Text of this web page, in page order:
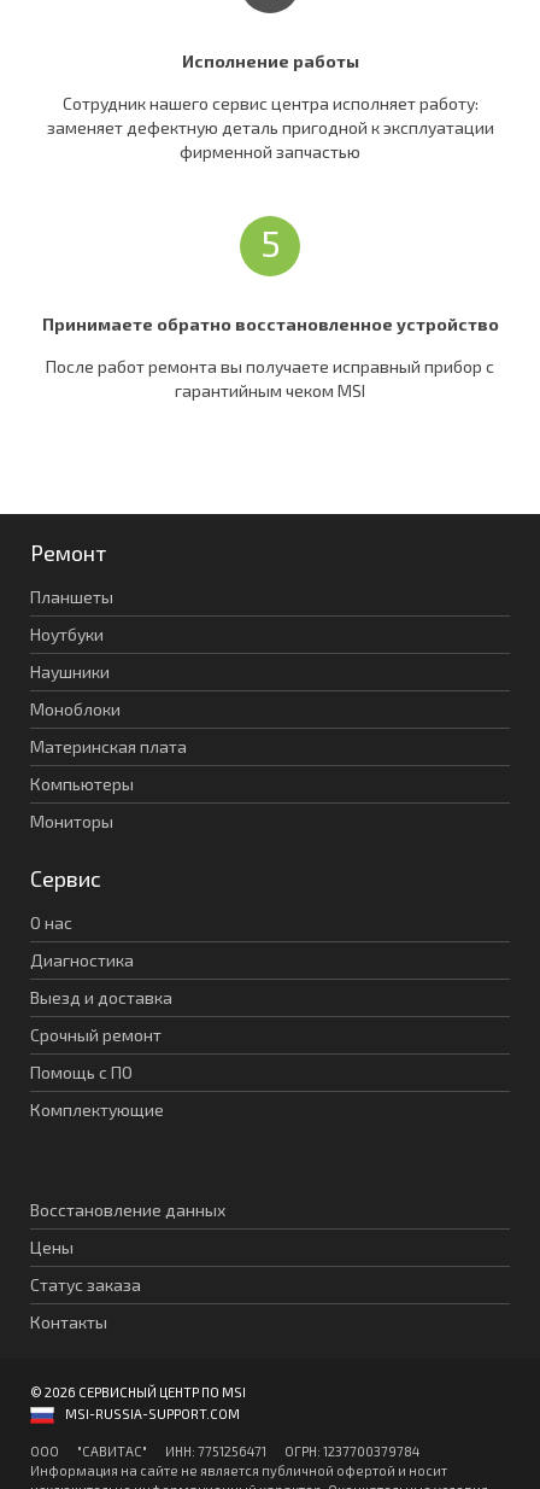
Исполнение работы
Сотрудник нашего сервис центра исполняет работу:
заменяет дефектную деталь пригодной к эксплуатации
фирменной запчастью
5
Принимаете обратно восстановленное устройство
После работ ремонта вы получаете исправный прибор c
гарантийным чеком MSI
Ремонт
Планшеты
Ноутбуки
Наушники
Моноблоки
Материнская плата
Компьютеры
Мониторы
Сервис
О нас
Диагностика
Выезд и доставка
Срочный ремонт
Помощь с ПО
Комплектующие
Восстановление данных
Цены
Статус заказа
Контакты
© 2026 СЕРВИСНЫЙ ЦЕНТР ПО MSI
MSI-RUSSIA-SUPPORT.COM
ООО "CАВИТAC" ИНН: 7751256471 ОГPН: 1237700379784
Информация на сайте не является публичной офертой и носит